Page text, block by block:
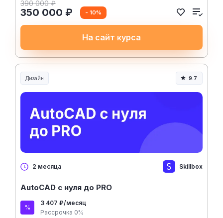
390 000 ₽
350 000 ₽ - 10%
На сайт курса
Дизайн 9.7
2 месяца Skillbox
AutoCAD с нуля до PRO
3 407 ₽/месяц
Рассрочка 0%